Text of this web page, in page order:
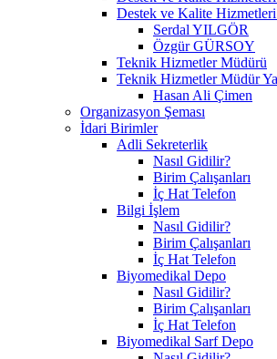
Destek ve Kalite Hizmetleri
Serdal YILGÖR
Özgür GÜRSOY
Teknik Hizmetler Müdürü
Teknik Hizmetler Müdür
Hasan Ali Çimen
Organizasyon Şeması
İdari Birimler
Adli Sekreterlik
Nasıl Gidilir?
Birim Çalışanları
İç Hat Telefon
Bilgi İşlem
Nasıl Gidilir?
Birim Çalışanları
İç Hat Telefon
Biyomedikal Depo
Nasıl Gidilir?
Birim Çalışanları
İç Hat Telefon
Biyomedikal Sarf Depo